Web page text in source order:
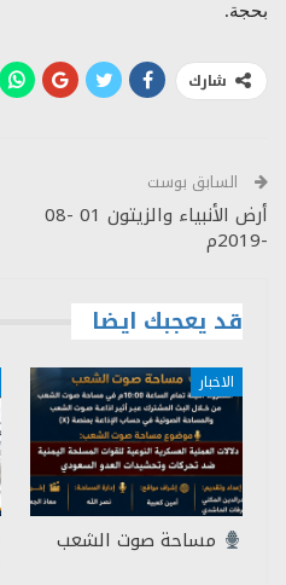
بحجة.
شارك
السابق بوست
أرض الأنبياء والزيتون 01 -08
-2019م
قد يعجبك ايضا
الاخبار
مساحة صوت الشعب